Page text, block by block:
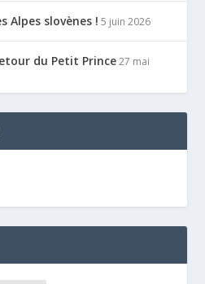
Alpes slovènes ! 5 juin 2026
du Petit Prince 27 mai